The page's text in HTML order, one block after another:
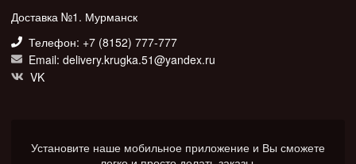
Доставка №1. Мурманск
Телефон: +7 (8152) 777-777
Email: delivery.krugka.51@yandex.ru
VK
Установите наше мобильное приложение и Вы сможете